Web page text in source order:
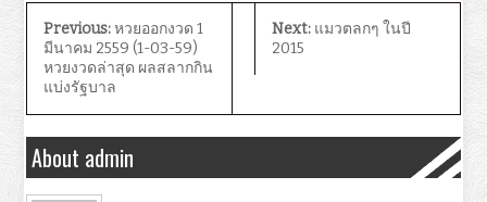
Previous:หวยออกงวด 1
มีนาคม 2559 (1-03-59)
หวยงวดล่าสุด ผลสลากกิน
แบ่งรัฐบาล
Next: แมวตลกๆ ในปี
2015
About admin